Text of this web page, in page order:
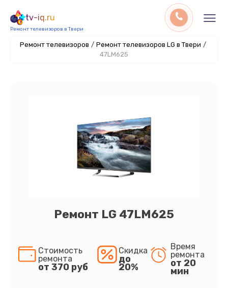
tv-iq.ru
Ремонт телевизоров в Твери
Ремонт телевизоров / Ремонт телевизоров LG в Твери /
47LM625
Ремонт LG 47LM625
Стоимость
ремонта
от 370 руб
Скидка
до
20%
Время
ремонта
от 20
мин